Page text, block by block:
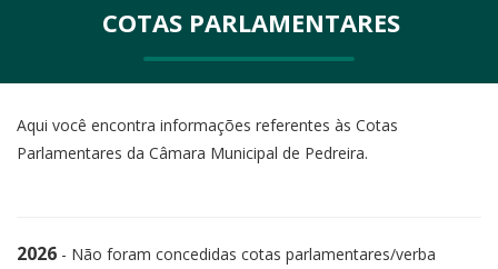
COTAS PARLAMENTARES
Aqui você encontra informações referentes às Cotas
Parlamentares da Câmara Municipal de Pedreira.
2026 - Não foram concedidas cotas parlamentares/verba